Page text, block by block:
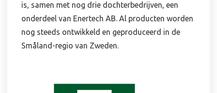
is, samen met nog drie dochterbedrijven, een
onderdeel van Enertech AB. Al producten worden
nog steeds ontwikkeld en geproduceerd in de
Småland-regio van Zweden.